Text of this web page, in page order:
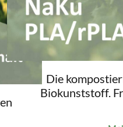
Die
Biokunststoff.